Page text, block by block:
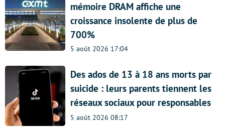
mémoire DRAM affiche une
croissance insolente de plus de
700%
5 août 2026 17:04
Des ados de 13 à 18 ans morts par
suicide : leurs parents tiennent les
réseaux sociaux pour responsables
5 août 2026 08:17